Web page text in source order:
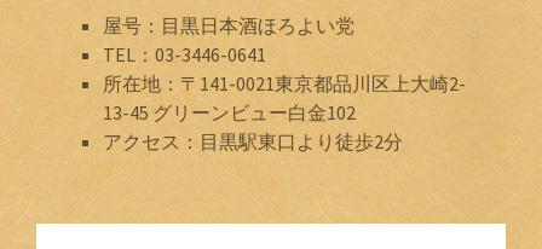
屋号：目黒日本酒ほろよい党
TEL：03-3446-0641
所在地：〒141-0021東京都品川区上大崎2-
13-45 グリーンビュー白金102
アクセス：目黒駅東口より徒歩2分